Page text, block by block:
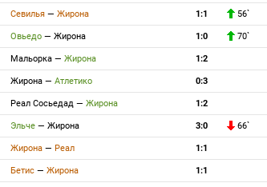
Севилья — Жирона 1:1 56`
Овьедо — Жирона 1:0 70`
Мальорка — Жирона 1:2
Жирона — Атлетико 0:3
Реал Сосьедад — Жирона 1:2
Эльче — Жирона 3:0 66`
Жирона — Реал 1:1
Бетис — Жирона 1:1